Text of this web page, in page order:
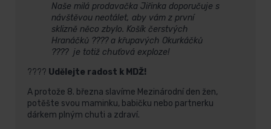
Naše milá prodavačka Jiřinka doporučuje s
návštěvou neotálet, aby vám z první
sklizně něco zbylo. Košík čerstvých
Hranáčků ???? a křupavých Okurkáčků
???? je totiž chuťová exploze!
???? Udělejte radost k MDŽ!
A protože 8. března slavíme Mezinárodní den žen,
potěšte svou maminku, babičku nebo partnerku
dárkem plným chuti a zdraví.